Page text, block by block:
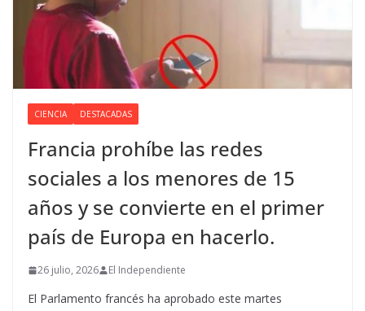
CIENCIA DESTACADAS
Francia prohíbe las redes
sociales a los menores de 15
años y se convierte en el primer
país de Europa en hacerlo.
26 julio, 2026 El Independiente
El Parlamento francés ha aprobado este martes